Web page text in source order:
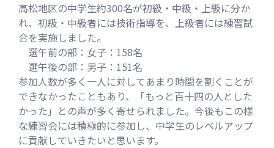
高松地区の中学生約300名が初級・中級・上級に分か
れ、初級・中級者には技術指導を、上級者には練習試
合を実施しました。
選午前の部：女子：158名
選午後の部：男子：151名
参加人数が多く一人に対してあまり時間を割くことが
できなかったこともあり、「もっと百十四の人とした
かった」との声が多く寄せられました。今後もこの様
な練習会には積極的に参加し、中学生のレベルアップ
に貢献していきたいと思います。